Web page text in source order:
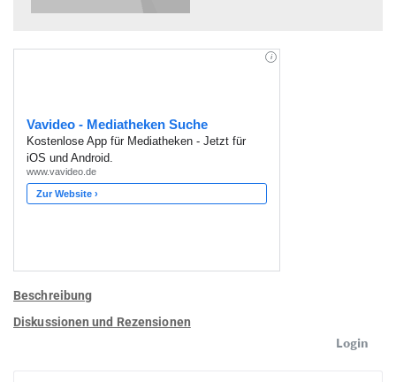
Beschreibung
Diskussionen und Rezensionen
Login